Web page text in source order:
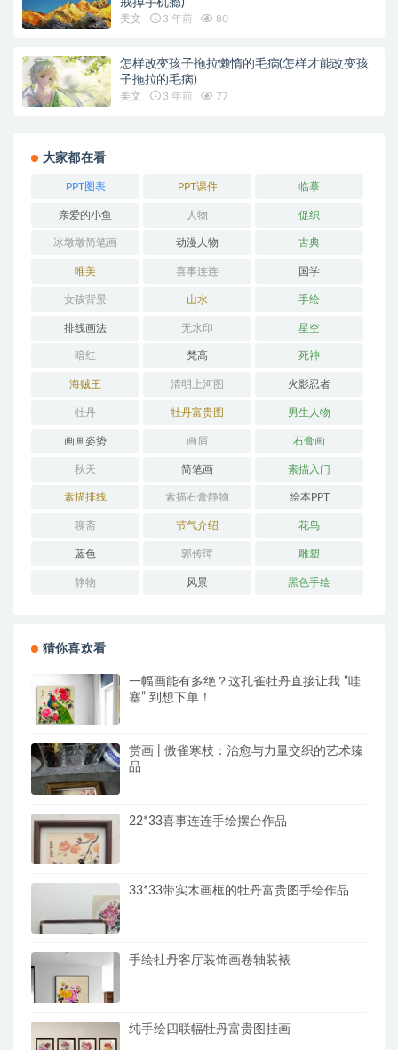
美文 3 年前 80
怎样改变孩子拖拉懒惰的毛病(怎样才能改变孩
子拖拉的毛病)
美文 3 年前 77
大家都在看
PPT图表 PPT课件 临摹
亲爱的小鱼 人物 促织
冰墩墩简笔画 动漫人物 古典
唯美 喜事连连 国学
女孩背景 山水 手绘
排线画法 无水印 星空
暗红 梵高 死神
海贼王 清明上河图 火影忍者
牡丹 牡丹富贵图 男生人物
画画姿势 画眉 石膏画
秋天 简笔画 素描入门
素描排线 素描石膏静物 绘本PPT
聊斋 节气介绍 花鸟
蓝色 郭传璋 雕塑
静物 风景 黑色手绘
猜你喜欢看
一幅画能有多绝？这孔雀牡丹直接让我 “哇
塞” 到想下单！
赏画 | 傲雀寒枝：治愈与力量交织的艺术臻
品
22*33喜事连连手绘摆台作品
33*33带实木画框的牡丹富贵图手绘作品
手绘牡丹客厅装饰画卷轴装裱
纯手绘四联幅牡丹富贵图挂画